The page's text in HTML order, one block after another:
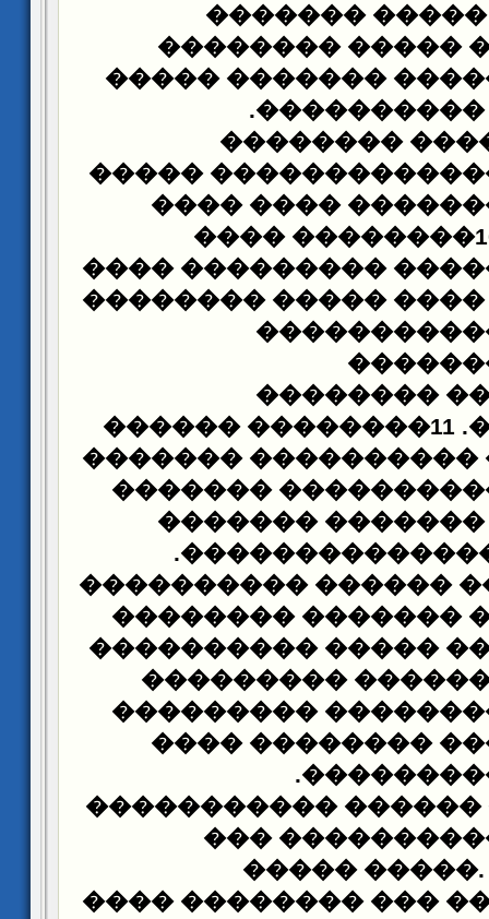
���������
�����������
������� �����
����������
��������������
��������
������ ��������
���������� ����
������
������ ����
���������
������� �������
���� �����
�����������
������������
���������
���������
����� �������
13��������� ������
�������
����� �����
������������ ���